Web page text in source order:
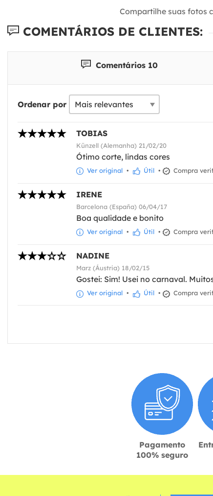
Compartilhe suas fotos
COMENTÁRIOS DE CLIENTES:
Comentários 10
Ordenar por
TOBIAS
Künzell (Alemanha) 21/02/20
Ótimo corte, lindas cores
Ver original • Útil • Compra
IRENE
Barcelona (España) 06/04/17
Boa qualidade e bonito
Ver original • Útil • Compra
NADINE
Marz (Áustria) 18/02/15
Gostei: Sim! Usei no carnaval.
Ver original • Útil • Compra
Pagamento
100% seguro